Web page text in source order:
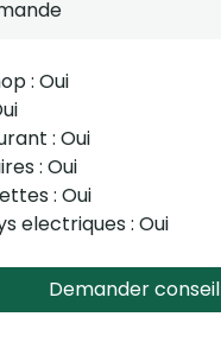
: Oui
: Oui
: Oui
: Oui
electriques : Oui
Demander conseil